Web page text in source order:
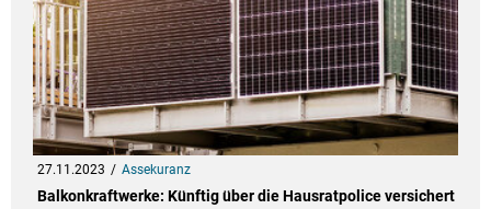
27.11.2023 Assekuranz
Balkonkraftwerke: Künftig über die Hausratpolice versichert